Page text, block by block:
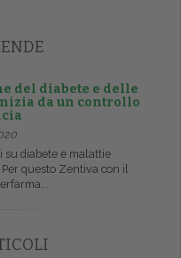
del diabete e delle
da un controllo
su diabete e malattie
questo Zentiva con il